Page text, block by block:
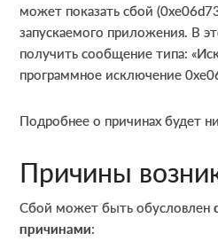
может показать сбой
запускаемого приложения. В
получить сообщение типа:
программное исключение
Подробнее о причинах будет
Причины
Сбой может быть обусловлен
причинами: